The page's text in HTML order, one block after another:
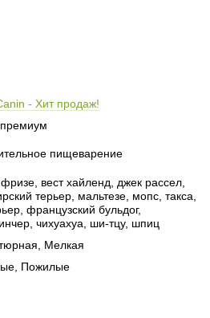
- Хит продаж!
пищеварение
вест хайленд, джек рассел,
терьер, мальтезе, мопс, такса,
французский бульдог,
чихуахуа, ши-тцу, шпиц
Мелкая
Пожилые